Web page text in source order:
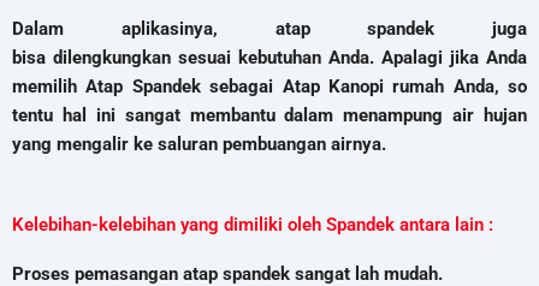
Dalam aplikasinya, atap spandek juga
bisa dilengkungkan sesuai kebutuhan Anda. Apalagi jika Anda
memilih Atap Spandek sebagai Atap Kanopi rumah Anda, so
tentu hal ini sangat membantu dalam menampung air hujan
yang mengalir ke saluran pembuangan airnya.
Kelebihan-kelebihan yang dimiliki oleh Spandek antara lain :
Proses pemasangan atap spandek sangat lah mudah.